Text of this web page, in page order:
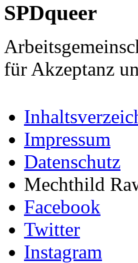
SPDqueer
für Akzeptanz
Impressum
Datenschutz
Mechthild
Facebook
Twitter
Instagram